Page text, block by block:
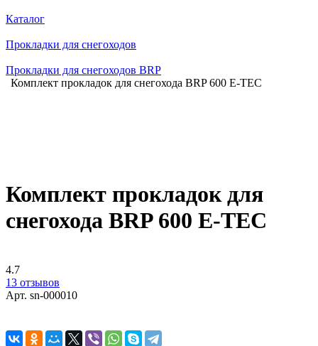
Каталог
Прокладки для снегоходов
Прокладки для снегоходов BRP
Комплект прокладок для снегохода BRP 600 E-TEC
Комплект прокладок для
снегохода BRP 600 E-TEC
4.7
13 отзывов
Арт. sn-000010